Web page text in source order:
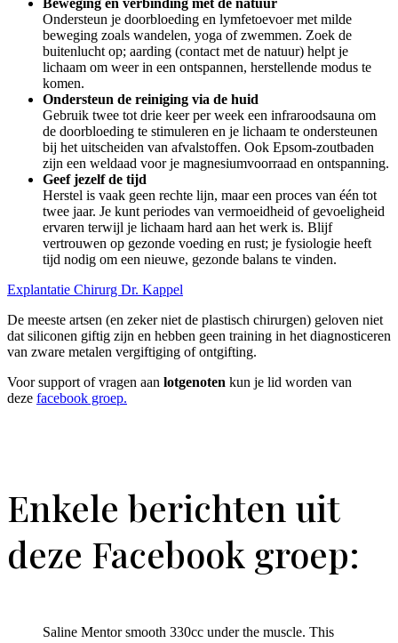
Ondersteun je doorbloeding en lymfetoevoer met milde
beweging zoals wandelen, yoga of zwemmen. Zoek de
buitenlucht op; aarding (contact met de natuur) helpt je
lichaam om weer in een ontspannen, herstellende modus te
komen.
Ondersteun de reiniging via de huid
Gebruik twee tot drie keer per week een infraroodsauna om
de doorbloeding te stimuleren en je lichaam te ondersteunen
bij het uitscheiden van afvalstoffen. Ook Epsom-zoutbaden
zijn een weldaad voor je magnesiumvoorraad en ontspanning.
Geef jezelf de tijd
Herstel is vaak geen rechte lijn, maar een proces van één tot
twee jaar. Je kunt periodes van vermoeidheid of gevoeligheid
ervaren terwijl je lichaam hard aan het werk is. Blijf
vertrouwen op gezonde voeding en rust; je fysiologie heeft
tijd nodig om een nieuwe, gezonde balans te vinden.
Explantatie Chirurg Dr. Kappel
De meeste artsen (en zeker niet de plastisch chirurgen) geloven niet
dat siliconen giftig zijn en hebben geen training in het diagnosticeren
van zware metalen vergiftiging of ontgifting.
Voor support of vragen aan lotgenoten kun je lid worden van
deze facebook groep.
Enkele berichten uit
deze Facebook groep:
Saline Mentor smooth 330cc under the muscle. This